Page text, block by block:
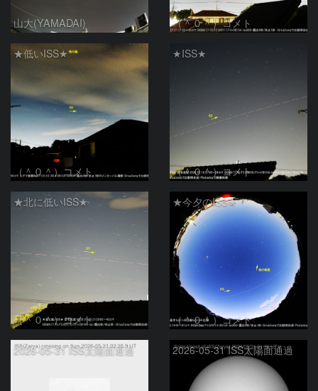
山大(YAMADAI) （＾０＾）コメト
★低いISS★
（＾０＾）コメト
★ISS★
（＾０＾）コメト
★北に低いISS★
（＾０＾）コメト
★今夕のISS★
（＾０＾）コメト
2026-05-31 ISS太陽面通過 2026-05-31 ISS太陽面通過